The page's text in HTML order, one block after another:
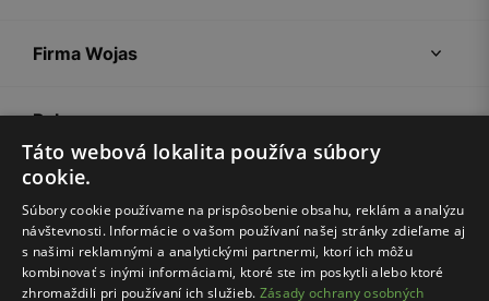
Firma Wojas
Pokyny
Táto webová lokalita používa súbory
cookie.
Súbory cookie používame na prispôsobenie obsahu, reklám a analýzu
návštevnosti. Informácie o vašom používaní našej stránky zdieľame aj
s našimi reklamnými a analytickými partnermi, ktorí ich môžu
kombinovať s inými informáciami, ktoré ste im poskytli alebo ktoré
zhromaždili pri používaní ich služieb. Zásady ochrany osobných